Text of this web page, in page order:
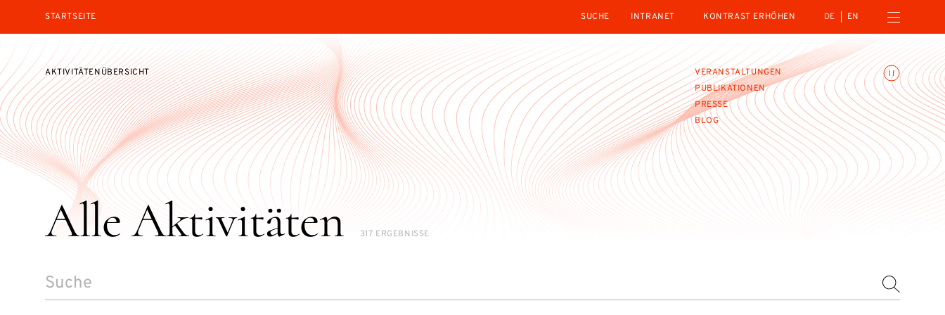
STARTSEITE
INTRANET
KONTRAST ERHÖHEN DE EN Menü öffnen
Animationen umschalten
AKTIVITÄTENÜBERSICHT
VERANSTALTUNGEN
PUBLIKATIONEN
PRESSE
BLOG
Alle Aktivitäten 317 ERGEBNISSE